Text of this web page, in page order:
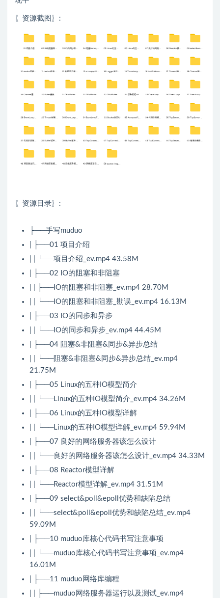
〖资源截图〗:
〖资源目录〗:
├──手写muduo
| ├──01 项目介绍
| | └──项目介绍_ev.mp4 43.58M
| ├──02 IO的阻塞和非阻塞
| | ├──IO的阻塞和非阻塞_ev.mp4 28.70M
| | └──IO的阻塞和非阻塞_勘误_ev.mp4 16.13M
| ├──03 IO的同步和异步
| | └──IO的同步和异步_ev.mp4 44.45M
| ├──04 阻塞&非阻塞&同步&异步总结
| | └──阻塞&非阻塞&同步&异步总结_ev.mp4
21.75M
| ├──05 Linux的五种IO模型简介
| | └──Linux的五种IO模型简介_ev.mp4 34.26M
| ├──06 Linux的五种IO模型详解
| | └──Linux的五种IO模型详解_ev.mp4 59.94M
| ├──07 良好的网络服务器该怎么设计
| | └──良好的网络服务器该怎么设计_ev.mp4 34.33M
| ├──08 Reactor模型详解
| | └──Reactor模型详解_ev.mp4 31.51M
| ├──09 select&poll&epoll优势和缺陷总结
| | └──select&poll&epoll优势和缺陷总结_ev.mp4
59.09M
| ├──10 muduo库核心代码书写注意事项
| | └──muduo库核心代码书写注意事项_ev.mp4
16.01M
| ├──11 muduo网络库编程
| | ├──muduo网络服务器运行以及测试_ev.mp4